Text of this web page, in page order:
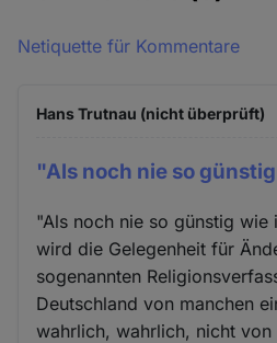
Netiquette für Kommentare
Hans Trutnau (nicht überprüft)
"Als noch nie so
"Als noch nie so günstig wie
wird die Gelegenheit für
sogenannten
Deutschland von manchen
wahrlich, wahrlich, nicht von